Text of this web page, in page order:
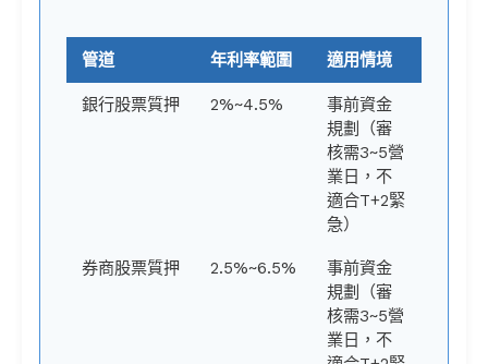
管道 年利率範圍 適用情境
銀行股票質押 2%~4.5%
事前資金
規劃（審
核需3~5營
業日，不
適合T+2緊
急）
券商股票質押 2.5%~6.5%
事前資金
規劃（審
核需3~5營
業日，不